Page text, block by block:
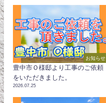
お知らせ
豊中市Ｏ様邸より工事のご依頼
をいただきました。
2026.07.25